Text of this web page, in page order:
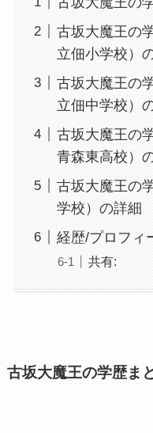
古坂大魔王の
立佃小学校）
古坂大魔王の
立佃中学校）
古坂大魔王の
青森東高校）
古坂大魔王の
学校）の詳細
経歴/プロフィ
共有:
古坂大魔王の学歴ま